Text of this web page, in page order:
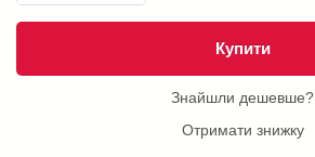
Купити
Знайшли дешевше?
Отримати знижку